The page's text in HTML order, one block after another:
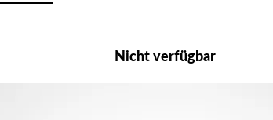
Nicht verfügbar